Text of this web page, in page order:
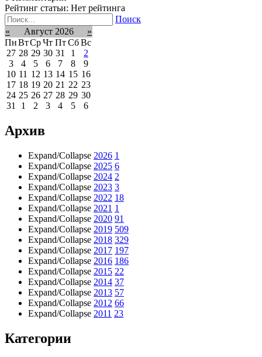
Рейтинг статьи: Нет рейтинга
Поиск
«
Август 2026
»
ПнВтСрЧт Пт Сб Вс
27 28 29 30 31 1
2
3
4 5 6 7 8
9
10 11 12 13 14 15 16
17 18 19 20 21 22 23
24 25 26 27 28 29 30
31
1 2 3 4 5 6
Архив
Expand/Collapse 2026 1
Expand/Collapse 2025 6
Expand/Collapse 2024 2
Expand/Collapse 2023 3
Expand/Collapse 2022 18
Expand/Collapse 2021 1
Expand/Collapse 2020 91
Expand/Collapse 2019 509
Expand/Collapse 2018 329
Expand/Collapse 2017 197
Expand/Collapse 2016 186
Expand/Collapse 2015 22
Expand/Collapse 2014 37
Expand/Collapse 2013 57
Expand/Collapse 2012 66
Expand/Collapse 2011 23
Категории